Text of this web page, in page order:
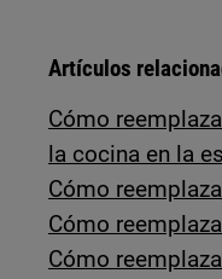
Artículos
Cómo
la cocina en la
Cómo
Cómo
Cómo